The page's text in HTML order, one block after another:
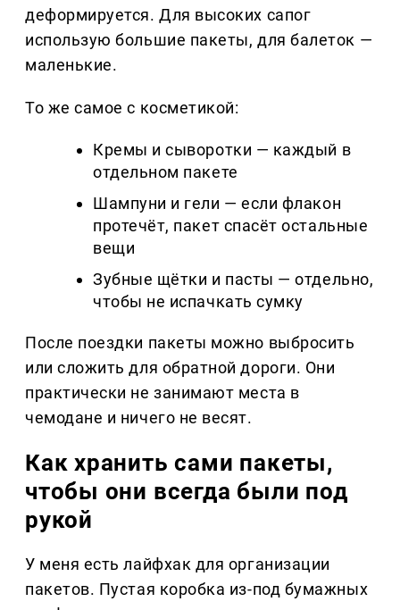
деформируется. Для высоких сапог
использую большие пакеты, для балеток —
маленькие.
То же самое с косметикой:
Кремы и сыворотки — каждый в
отдельном пакете
Шампуни и гели — если флакон
протечёт, пакет спасёт остальные
вещи
Зубные щётки и пасты — отдельно,
чтобы не испачкать сумку
После поездки пакеты можно выбросить
или сложить для обратной дороги. Они
практически не занимают места в
чемодане и ничего не весят.
Как хранить сами пакеты,
чтобы они всегда были под
рукой
У меня есть лайфхак для организации
пакетов. Пустая коробка из-под бумажных